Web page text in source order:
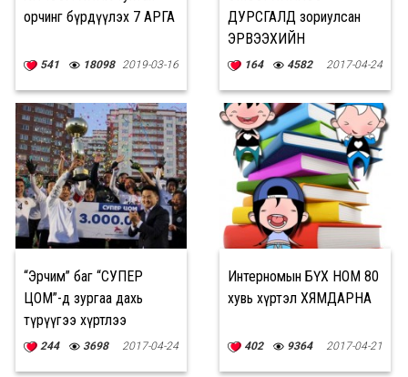
орчинг бүрдүүлэх 7 АРГА
541 18098 2019-03-16
ДУРСГАЛД зориулсан
ЭРВЭЭХИЙН
ХАЙЧИЛБАР нь олныг
164 4582 2017-04-24
“Эрчим” баг “СУПЕР
ЦОМ”-д зургаа дахь
түрүүгээ хүртлээ
244 3698 2017-04-24
Интерномын БҮХ НОМ 80
хувь хүртэл ХЯМДАРНА
402 9364 2017-04-21